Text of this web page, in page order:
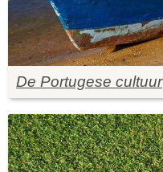
De Portugese cultuur